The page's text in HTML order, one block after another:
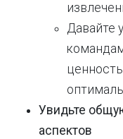
Давайте
Увидьте
аспектов